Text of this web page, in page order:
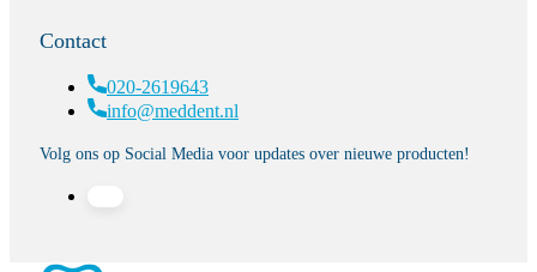
Contact
020-2619643
info@meddent.nl
Volg ons op Social Media voor updates over nieuwe producten!